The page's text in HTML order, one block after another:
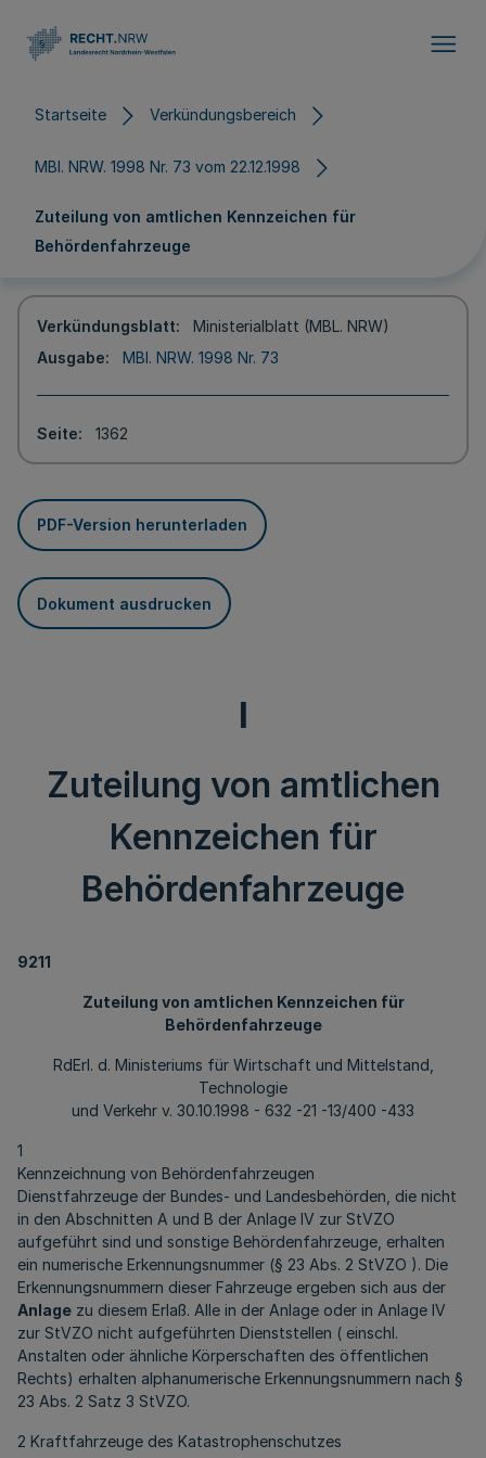
Startseite Verkündungsbereich
MBl. NRW. 1998 Nr. 73 vom 22.12.1998
Zuteilung von amtlichen Kennzeichen für
Behördenfahrzeuge
Verkündungsblatt
Ministerialblatt (MBL. NRW)
Ausgabe
MBl. NRW. 1998 Nr. 73
Seite 1362
PDF-Version herunterladen
Dokument ausdrucken
I
Zuteilung von amtlichen
Kennzeichen für
Behördenfahrzeuge
9211
Zuteilung von amtlichen Kennzeichen für
Behördenfahrzeuge
RdErl. d. Ministeriums für Wirtschaft und Mittelstand,
Technologie
und Verkehr v. 30.10.1998 - 632 -21 -13/400 -433
1
Kennzeichnung von Behördenfahrzeugen
Dienstfahrzeuge der Bundes- und Landesbehörden, die nicht
in den Abschnitten A und B der Anlage IV zur StVZO
aufgeführt sind und sonstige Behördenfahrzeuge, erhalten
ein numerische Erkennungsnummer (§ 23 Abs. 2 StVZO ). Die
Erkennungsnummern dieser Fahrzeuge ergeben sich aus der
Anlage zu diesem Erlaß. Alle in der Anlage oder in Anlage IV
zur StVZO nicht aufgeführten Dienststellen ( einschl.
Anstalten oder ähnliche Körperschaften des öffentlichen
Rechts) erhalten alphanumerische Erkennungsnummern nach §
23 Abs. 2 Satz 3 StVZO.
2 Kraftfahrzeuge des Katastrophenschutzes